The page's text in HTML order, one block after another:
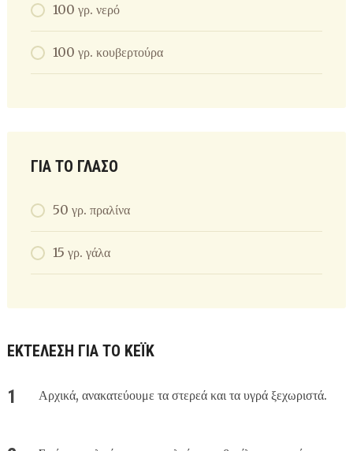
100 γρ. νερό
100 γρ. κουβερτούρα
ΓΙΑ ΤΟ ΓΛΆΣΟ
50 γρ. πραλίνα
15 γρ. γάλα
ΕΚΤΈΛΕΣΗ ΓΙΑ ΤΟ ΚΈΙΚ
Αρχικά, ανακατεύουμε τα στερεά και τα υγρά ξεχωριστά.